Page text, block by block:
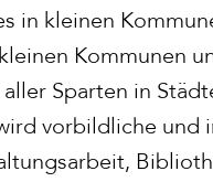
in kleinen
Kommunen
Sparten in
vorbildliche